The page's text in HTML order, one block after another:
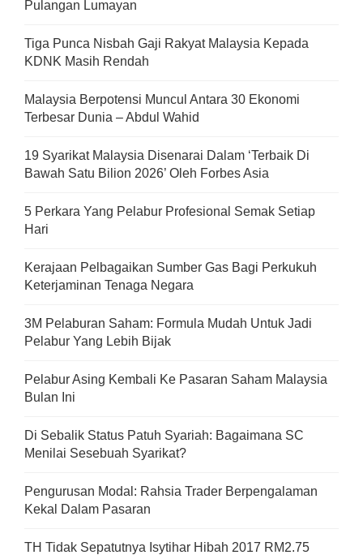
Pulangan Lumayan
Tiga Punca Nisbah Gaji Rakyat Malaysia Kepada
KDNK Masih Rendah
Malaysia Berpotensi Muncul Antara 30 Ekonomi
Terbesar Dunia – Abdul Wahid
19 Syarikat Malaysia Disenarai Dalam ‘Terbaik Di
Bawah Satu Bilion 2026’ Oleh Forbes Asia
5 Perkara Yang Pelabur Profesional Semak Setiap
Hari
Kerajaan Pelbagaikan Sumber Gas Bagi Perkukuh
Keterjaminan Tenaga Negara
3M Pelaburan Saham: Formula Mudah Untuk Jadi
Pelabur Yang Lebih Bijak
Pelabur Asing Kembali Ke Pasaran Saham Malaysia
Bulan Ini
Di Sebalik Status Patuh Syariah: Bagaimana SC
Menilai Sesebuah Syarikat?
Pengurusan Modal: Rahsia Trader Berpengalaman
Kekal Dalam Pasaran
TH Tidak Sepatutnya Isytihar Hibah 2017 RM2.75